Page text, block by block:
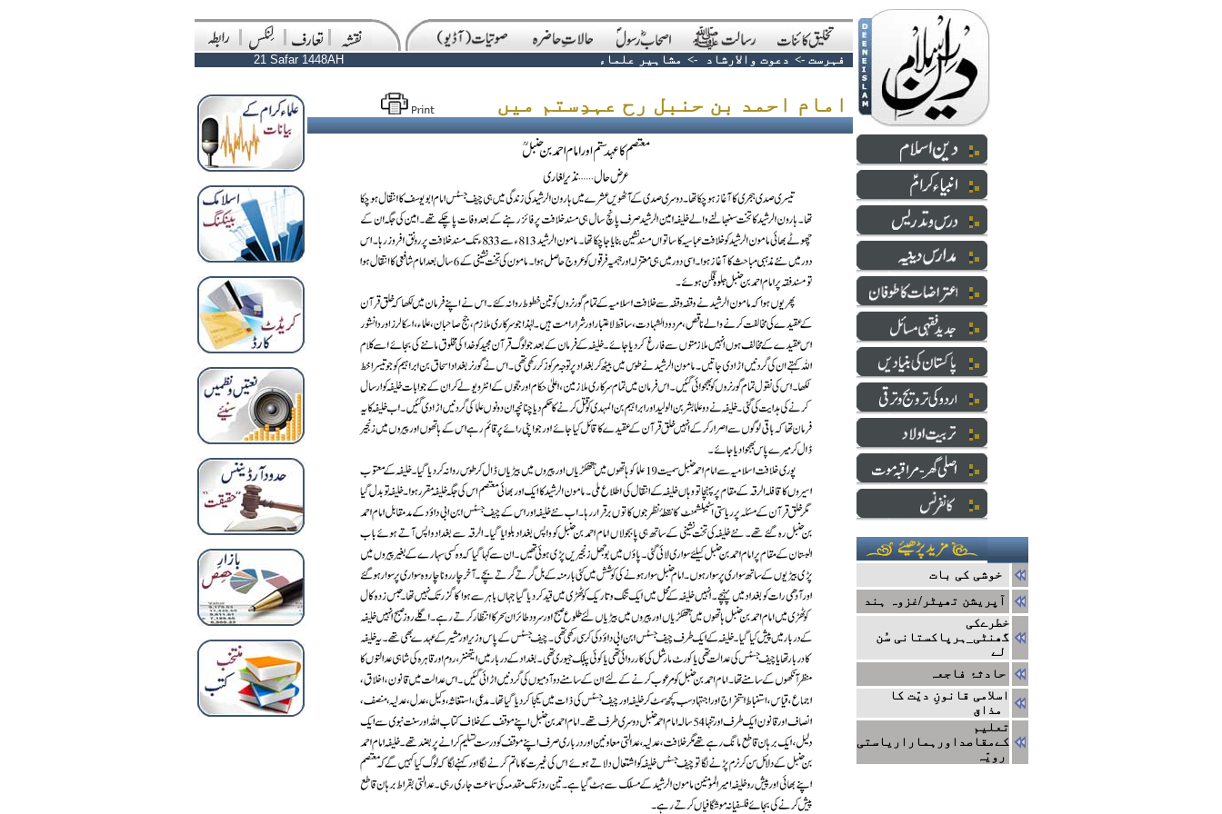
21 Safar 1448AH فہرست -> دعوت والارشاد -> مشاہیر علماء
خوشی کی بات
آپریشن تھیٹر/غزوہ ہند
خطرےکی
گھنٹی_ہرپاکستانی سُن
لے
حادثۂ فاجعہ
اسلامی قانونِ دیّت کا
تعلیم
کےمقاصداورہماراریاستی
رویّہ